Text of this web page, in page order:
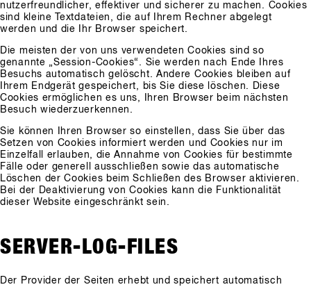
nutzerfreundlicher, effektiver und sicherer zu machen. Cookies
sind kleine Textdateien, die auf Ihrem Rechner abgelegt
werden und die Ihr Browser speichert.
Die meisten der von uns verwendeten Cookies sind so
genannte „Session-Cookies“. Sie werden nach Ende Ihres
Besuchs automatisch gelöscht. Andere Cookies bleiben auf
Ihrem Endgerät gespeichert, bis Sie diese löschen. Diese
Cookies ermöglichen es uns, Ihren Browser beim nächsten
Besuch wiederzuerkennen.
Sie können Ihren Browser so einstellen, dass Sie über das
Setzen von Cookies informiert werden und Cookies nur im
Einzelfall erlauben, die Annahme von Cookies für bestimmte
Fälle oder generell ausschließen sowie das automatische
Löschen der Cookies beim Schließen des Browser aktivieren.
Bei der Deaktivierung von Cookies kann die Funktionalität
dieser Website eingeschränkt sein.
SERVER-LOG-FILES
Der Provider der Seiten erhebt und speichert automatisch